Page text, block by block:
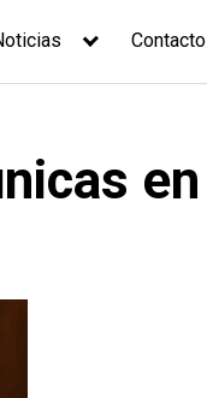
Contacto
en